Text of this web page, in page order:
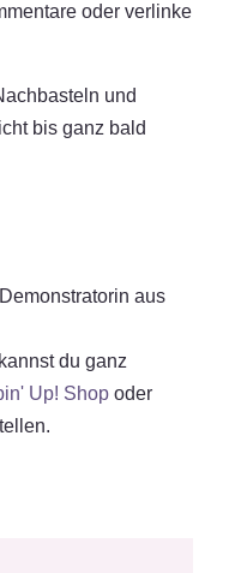
oder verlinke
und
bis ganz bald
aus
du ganz
Up! Shopoder